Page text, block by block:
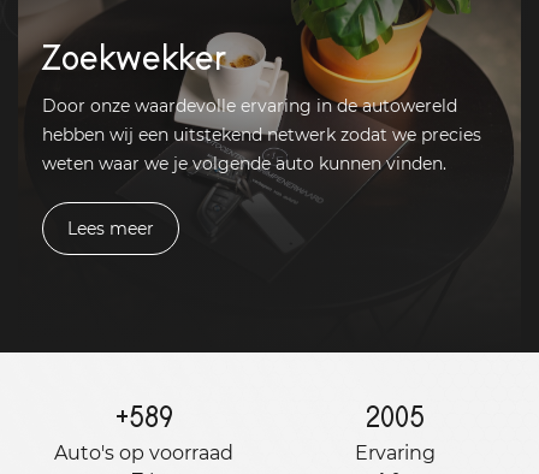
Zoekwekker
Door onze waardevolle ervaring in de autowereld
hebben wij een uitstekend netwerk zodat we precies
weten waar we je volgende auto kunnen vinden.
Lees meer
+589
Auto's op voorraad
2005
Ervaring